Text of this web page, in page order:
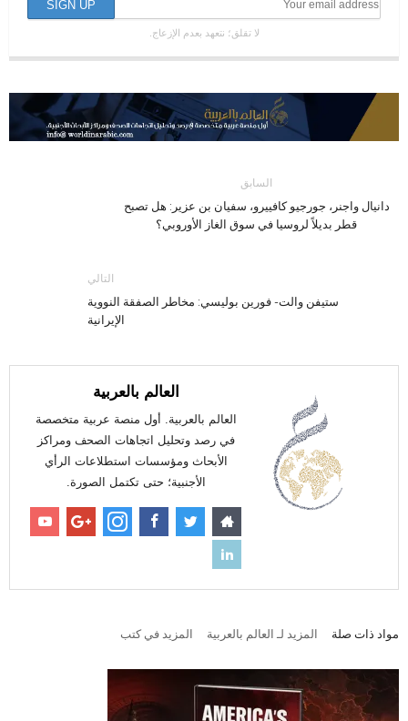
لا تقلق؛ نتعهد بعدم الإزعاج.
السابق
دانيال واجنر، جورجيو كافييرو، سفيان بن عزير: هل تصبح
قطر بديلاً لروسيا في سوق الغاز الأوروبي؟
التالي
ستيفن والت- فورين بوليسي: مخاطر الصفقة النووية
الإيرانية
العالم بالعربية
العالم بالعربية. أول منصة عربية متخصصة
في رصد وتحليل اتجاهات الصحف ومراكز
الأبحاث ومؤسسات استطلاعات الرأي
الأجنبية؛ حتى تكتمل الصورة.
مواد ذات صلة المزيد لـ العالم بالعربية المزيد في كتب